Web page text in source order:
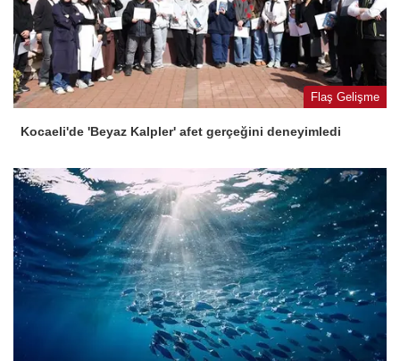
Flaş Gelişme
Kocaeli'de 'Beyaz Kalpler' afet gerçeğini deneyimledi